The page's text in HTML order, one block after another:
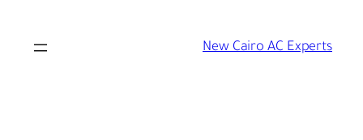
المحتوى
New Cairo AC Experts